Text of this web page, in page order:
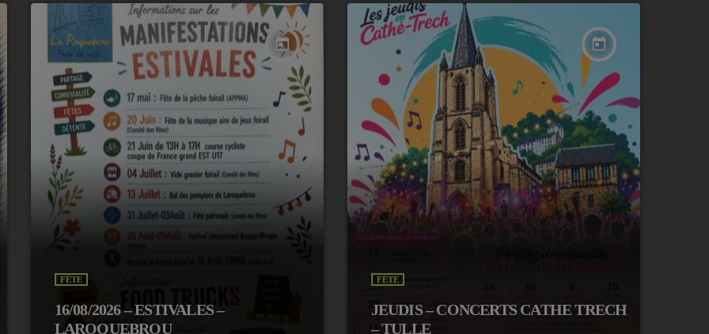
today
FÊTE
16/08/2026 – ESTIVALES –
LAROQUEBROU
today
FÊTE
JEUDIS – CONCERTS CATHE TRECH
– TULLE